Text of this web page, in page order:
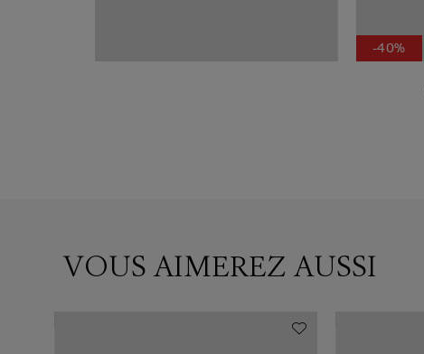
-40%
VOUS AIMEREZ AUSSI